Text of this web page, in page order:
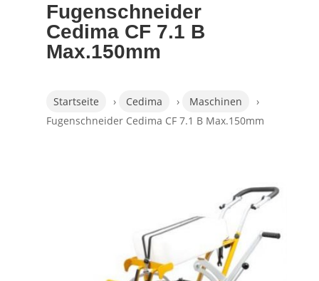
Fugenschneider
Cedima CF 7.1 B
Max.150mm
Startseite › Cedima › Maschinen
›
Fugenschneider Cedima CF 7.1 B Max.150mm